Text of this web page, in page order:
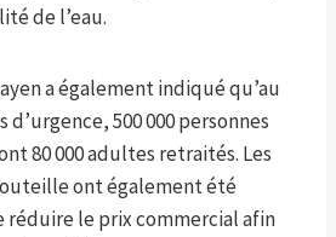
de l’eau.
a également indiqué qu’au
500 000 personnes
80 000 adultes retraités. Les
ont également été
réduire le prix commercial afin